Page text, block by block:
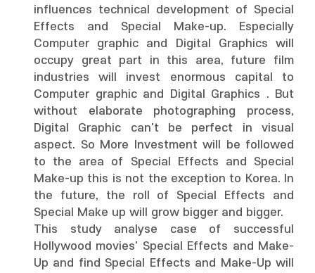
influences technical development of Special
Effects and Special Make-up. Especially
Computer graphic and Digital Graphics will
occupy great part in this area, future film
industries will invest enormous capital to
Computer graphic and Digital Graphics . But
without elaborate photographing process,
Digital Graphic can't be perfect in visual
aspect. So More Investment will be followed
to the area of Special Effects and Special
Make-up this is not the exception to Korea. In
the future, the roll of Special Effects and
Special Make up will grow bigger and bigger.
This study analyse case of successful
Hollywood movies' Special Effects and Make-
Up and find Special Effects and Make-Up will